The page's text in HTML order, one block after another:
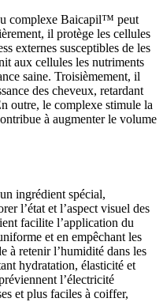
complexe Baicapil™ peut
il protège les cellules
externes susceptibles de les
aux cellules les nutriments
saine. Troisièmement, il
des cheveux, retardant
outre, le complexe stimule la
à augmenter le volume
ingrédient spécial,
l’état et l’aspect visuel des
facilite l’application du
et en empêchant les
à retenir l’humidité dans les
hydratation, élasticité et
l’électricité
et plus faciles à coiffer,